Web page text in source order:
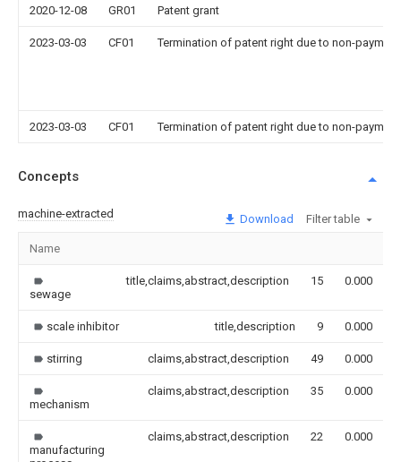
2020-12-08 GR01 Patent grant
2023-03-03 CF01 Termination of patent right due to non-
2023-03-03 CF01 Termination of patent right due to non-
Concepts
machine-extracted Download Filter table
Name
sewage
title,claims,abstract,description 15 0.000
scale inhibitor title,description 9 0.000
stirring claims,abstract,description 49 0.000
mechanism
claims,abstract,description 35 0.000
manufacturing
claims,abstract,description 22 0.000